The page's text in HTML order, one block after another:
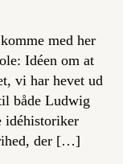
med her
Idéen om at
vi har hevet ud
både Ludwig
idéhistoriker
der […]